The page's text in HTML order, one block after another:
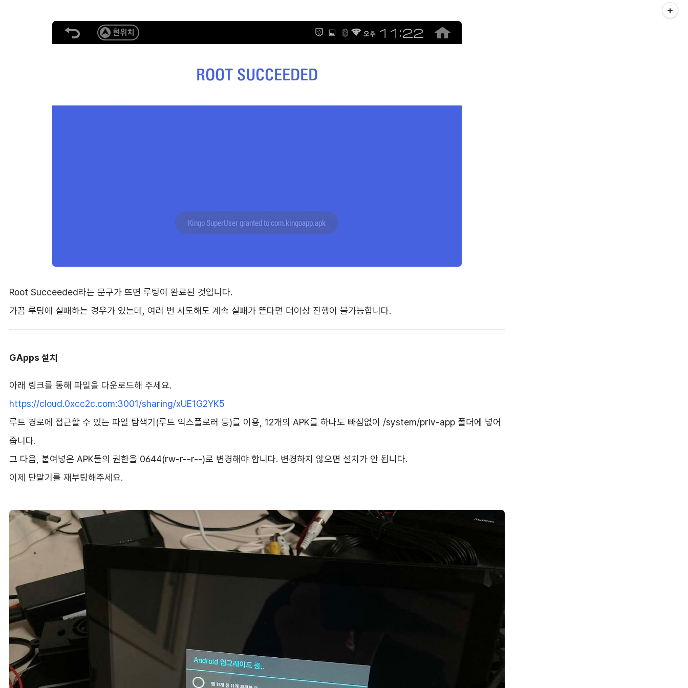
Root Succeeded라는 문구가 뜨면 루팅이 완료된 것입니다.
가끔 루팅에 실패하는 경우가 있는데, 여러 번 시도해도 계속 실패가 뜬다면 더이상 진행이 불가능합니다.
GApps 설치
아래 링크를 통해 파일을 다운로드해 주세요.
https://cloud.0xcc2c.com:3001/sharing/xUE1G2YK5
루트 경로에 접근할 수 있는 파일 탐색기(루트 익스플로러 등)를 이용, 12개의 APK를 하나도 빠짐없이 /system/priv-app 폴더에 넣어
줍니다.
그 다음, 붙여넣은 APK들의 권한을 0644(rw-r--r--)로 변경해야 합니다. 변경하지 않으면 설치가 안 됩니다.
이제 단말기를 재부팅해주세요.